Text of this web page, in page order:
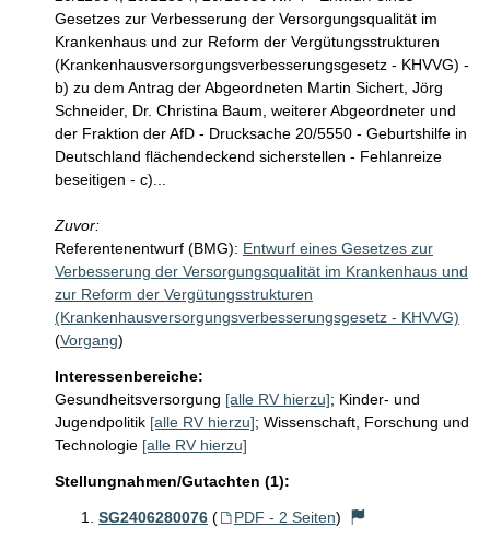
Gesetzes zur Verbesserung der Versorgungsqualität im
Krankenhaus und zur Reform der Vergütungsstrukturen
(Krankenhausversorgungsverbesserungsgesetz - KHVVG) -
b) zu dem Antrag der Abgeordneten Martin Sichert, Jörg
Schneider, Dr. Christina Baum, weiterer Abgeordneter und
der Fraktion der AfD - Drucksache 20/5550 - Geburtshilfe in
Deutschland flächendeckend sicherstellen - Fehlanreize
beseitigen - c)...
Zuvor:
Referentenentwurf (BMG): Entwurf eines Gesetzes zur
Verbesserung der Versorgungsqualität im Krankenhaus und
zur Reform der Vergütungsstrukturen
(Krankenhausversorgungsverbesserungsgesetz - KHVVG)
(Vorgang)
Interessenbereiche:
Gesundheitsversorgung [alle RV hierzu]; Kinder- und
Jugendpolitik [alle RV hierzu]; Wissenschaft, Forschung und
Technologie [alle RV hierzu]
Stellungnahmen/Gutachten (1):
SG2406280076 ( PDF - 2 Seiten)